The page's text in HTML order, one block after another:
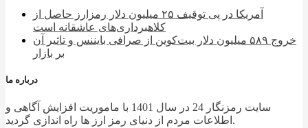
آمریکا در پی توقیف ۲۵ میلیون دلار رمزارز حاصل از
کلاهبرداری‌های عاشقانه است
خروج ۵۸۹ میلیون دلار بیت‌کوین از صرافی بایننس و تاثیر آن
بر بازار
درباره ما
سایت رمزنگار 24 در سال 1401 با ماموریت افزایش آگاهی و
اطلاعات مردم از دنیای رمز ارز ها راه اندازی گردید.